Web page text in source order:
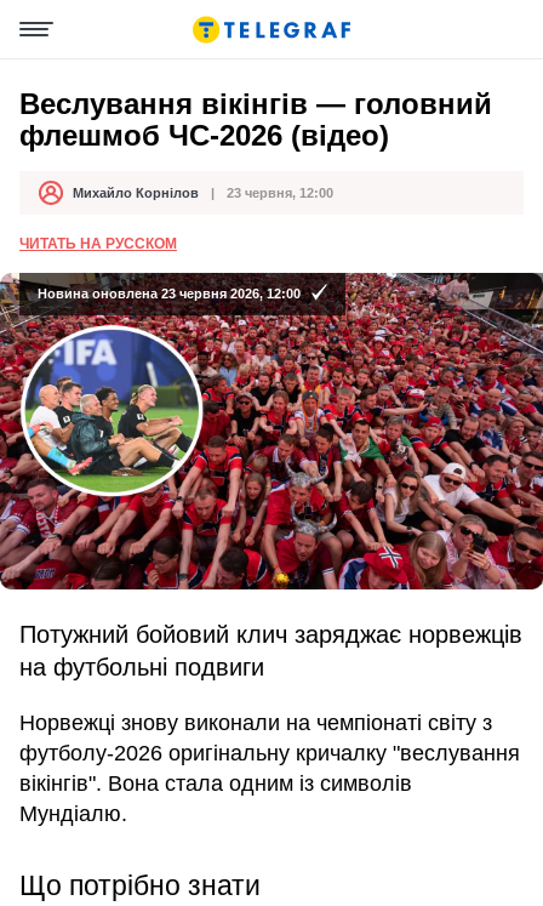
Веслування вікінгів — головний
флешмоб ЧС-2026 (відео)
АвторМихайло Корнілов
Дата публікації 23 червня, 12:00
ЧИТАТЬ НА РУССКОМ
Новина оновлена 23 червня 2026, 12:00
Потужний бойовий клич заряджає норвежців
на футбольні подвиги
Норвежці знову виконали на чемпіонаті світу з
футболу-2026 оригінальну кричалку "веслування
вікінгів". Вона стала одним із символів
Мундіалю.
Що потрібно знати